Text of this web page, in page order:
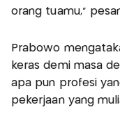
orang tuamu,"
Prabowo
keras demi masa
apa pun profesi
pekerjaan yang